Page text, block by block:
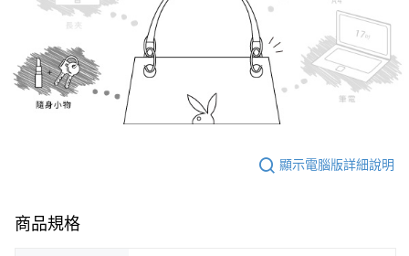
顯示電腦版詳細說明
商品規格